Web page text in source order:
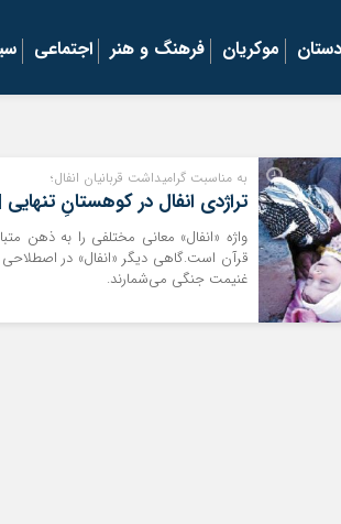
موکریان فرهنگ و هنر اجتماعی
به مناسبت گرامیداشت قربانیان انفال؛
تراژدی انفال در کوهستانِ
واژه «انفال» معانی مختلفی را به ذهن
قرآن است.گاهی دیگر «انفال» در اصطلاحی
غنیمت جنگی می‌شمارند.